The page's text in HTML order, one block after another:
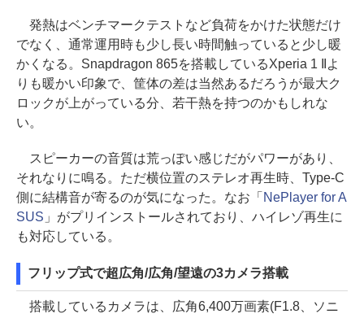
発熱はベンチマークテストなど負荷をかけた状態だけ
でなく、通常運用時も少し長い時間触っていると少し暖
かくなる。Snapdragon 865を搭載しているXperia 1 IIよ
りも暖かい印象で、筐体の差は当然あるだろうが最大ク
ロックが上がっている分、若干熱を持つのかもしれな
い。
スピーカーの音質は荒っぽい感じだがパワーがあり、
それなりに鳴る。ただ横位置のステレオ再生時、Type-C
側に結構音が寄るのが気になった。なお「 NePlayer for A
SUS 」がプリインストールされており、ハイレゾ再生に
も対応している。
フリップ式で超広角/広角/望遠の3カメラ搭載
搭載しているカメラは、広角6,400万画素(F1.8、ソニ